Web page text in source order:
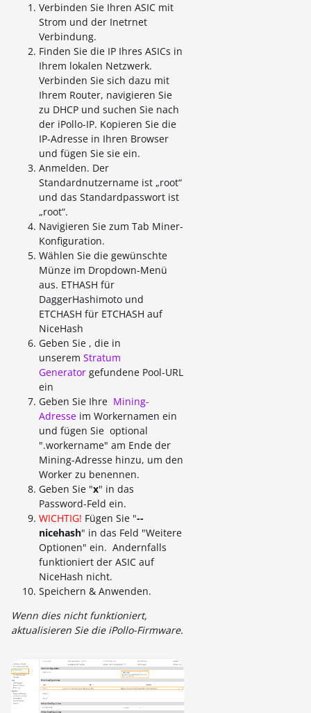
Verbinden Sie Ihren ASIC mit
Strom und der Inetrnet
Verbindung.
Finden Sie die IP Ihres ASICs in
Ihrem lokalen Netzwerk.
Verbinden Sie sich dazu mit
Ihrem Router, navigieren Sie
zu DHCP und suchen Sie nach
der iPollo-IP. Kopieren Sie die
IP-Adresse in Ihren Browser
und fügen Sie sie ein.
Anmelden. Der
Standardnutzername ist „root“
und das Standardpasswort ist
„root“.
Navigieren Sie zum Tab Miner-
Konfiguration.
Wählen Sie die gewünschte
Münze im Dropdown-Menü
aus. ETHASH für
DaggerHashimoto und
ETCHASH für ETCHASH auf
NiceHash
Geben Sie , die in
unserem Stratum
Generator gefundene Pool-URL
ein
Geben Sie Ihre Mining-
Adresse im Workernamen ein
und fügen Sie optional
".workername" am Ende der
Mining-Adresse hinzu, um den
Worker zu benennen.
Geben Sie "x" in das
Password-Feld ein.
WICHTIG! Fügen Sie "--
nicehash" in das Feld "Weitere
Optionen" ein. Andernfalls
funktioniert der ASIC auf
NiceHash nicht.
Speichern & Anwenden.
Wenn dies nicht funktioniert,
aktualisieren Sie die iPollo-Firmware.